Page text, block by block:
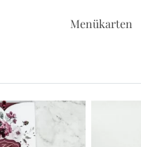
Tischkarten